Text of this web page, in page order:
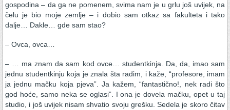
gospodina – da ga ne pomenem, svima nam je u grlu još uvijek, na
čelu je bio moje zemlje – i dobio sam otkaz sa fakulteta i tako
dalje… Dakle… gde sam stao?
– Ovca, ovca…
– … ma znam da sam kod ovce… studentkinja. Da, da, imao sam
jednu studentkinju koja je znala šta radim, i kaže, “profesore, imam
ja jednu mačku koja pjeva”. Ja kažem, “fantastično!, nek radi što
god hoće, samo neka se oglasi”. I ona je dovela mačku, opet u taj
studio, i još uvijek nisam shvatio svoju grešku. Sedela je skoro čitav